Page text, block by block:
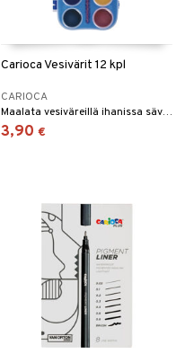
Carioca Vesivärit 12 kpl
CARIOCA
Maalata vesiväreillä ihanissa sävyissä.
3,90 €